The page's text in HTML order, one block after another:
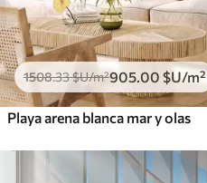
1508.33$U/m²905 .00 $U/m²
Playa arena blanca mar y olas